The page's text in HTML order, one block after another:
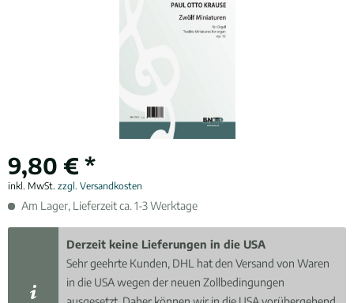
9,80 € *
inkl. MwSt. zzgl. Versandkosten
Am Lager, Lieferzeit ca. 1-3 Werktage
Derzeit keine Lieferungen in die USA
Sehr geehrte Kunden, DHL hat den Versand von Waren
in die USA wegen der neuen Zollbedingungen